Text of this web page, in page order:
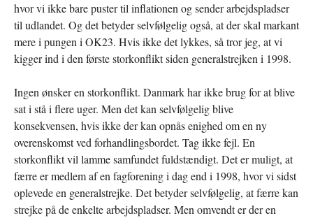
hvor vi ikke bare puster til inflationen og sender arbejdspladser
til udlandet. Og det betyder selvfølgelig også, at der skal markant
mere i pungen i OK23. Hvis ikke det lykkes, så tror jeg, at vi
kigger ind i den første storkonflikt siden generalstrejken i 1998.
Ingen ønsker en storkonflikt. Danmark har ikke brug for at blive
sat i stå i flere uger. Men det kan selvfølgelig blive
konsekvensen, hvis ikke der kan opnås enighed om en ny
overenskomst ved forhandlingsbordet. Tag ikke fejl. En
storkonflikt vil lamme samfundet fuldstændigt. Det er muligt, at
færre er medlem af en fagforening i dag end i 1998, hvor vi sidst
oplevede en generalstrejke. Det betyder selvfølgelig, at færre kan
strejke på de enkelte arbejdspladser. Men omvendt er der en